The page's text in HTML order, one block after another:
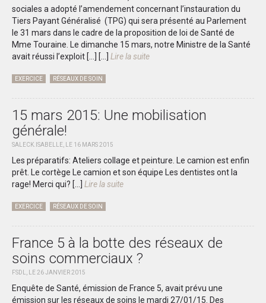
sociales a adopté l’amendement concernant l’instauration du
Tiers Payant Généralisé (TPG) qui sera présenté au Parlement
le 31 mars dans le cadre de la proposition de loi de Santé de
Mme Touraine. Le dimanche 15 mars, notre Ministre de la Santé
avait réussi l’exploit […]
[...] Lire la suite
EXERCICE RÉSEAUX DE SOIN
15 mars 2015: Une mobilisation
générale!
SALECK.ISABELLE, LE 16 MARS 2015
Les préparatifs: Ateliers collage et peinture. Le camion est enfin
prêt. Le cortège Le camion et son équipe Les dentistes ont la
rage! Merci qui? [...] Lire la suite
EXERCICE RÉSEAUX DE SOIN
France 5 à la botte des réseaux de
soins commerciaux ?
FSDL, LE 26 JANVIER 2015
Enquête de Santé, émission de France 5, avait prévu une
émission sur les réseaux de soins le mardi 27/01/15. Des